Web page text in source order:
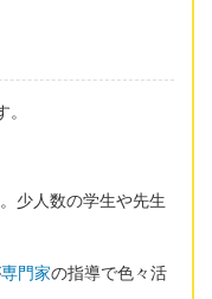
少人数の学生や先生
専門家の指導で色々活